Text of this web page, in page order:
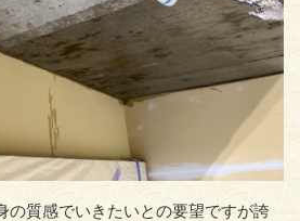
の質感でいきたいとの要望ですが誇